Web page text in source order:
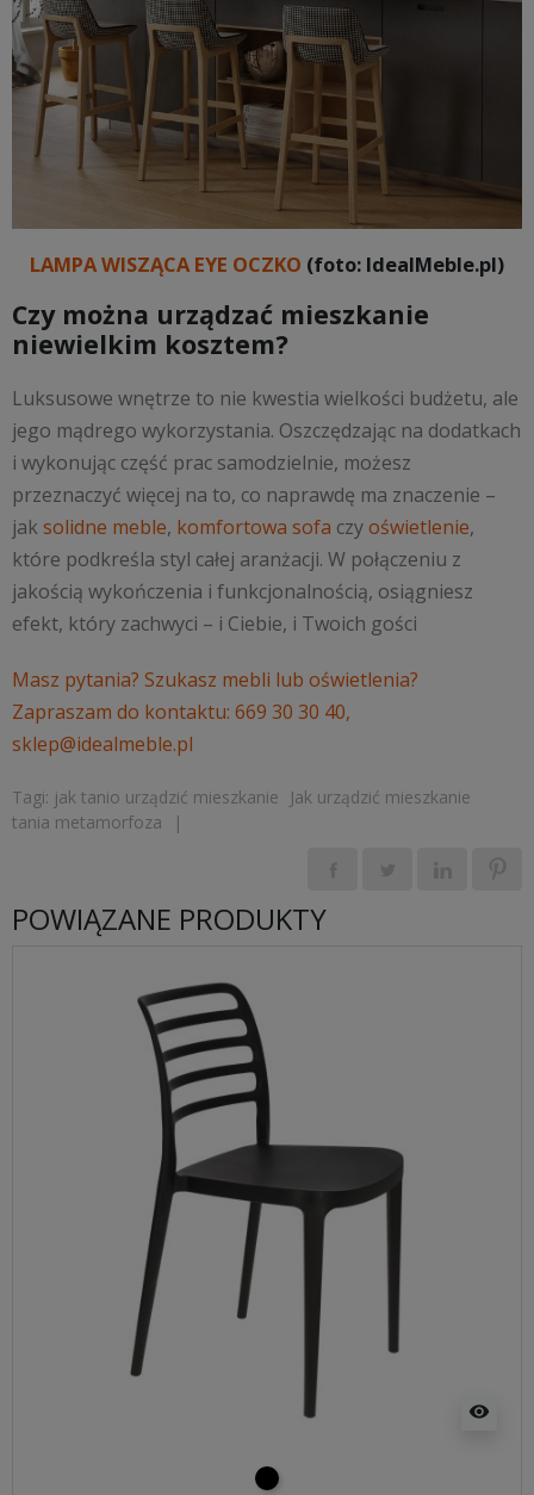
LAMPA WISZĄCA EYE OCZKO (foto: IdealMeble.pl)
Czy można urządzać mieszkanie
niewielkim kosztem?
Luksusowe wnętrze to nie kwestia wielkości budżetu, ale
jego mądrego wykorzystania. Oszczędzając na dodatkach
i wykonując część prac samodzielnie, możesz
przeznaczyć więcej na to, co naprawdę ma znaczenie –
jaksolidne meble, komfortowa sofa czyoświetlenie,
które podkreśla styl całej aranżacji. W połączeniu z
jakością wykończenia i funkcjonalnością, osiągniesz
efekt, który zachwyci – i Ciebie, i Twoich gości
Masz pytania? Szukasz mebli lub oświetlenia?
Zapraszam do kontaktu: 669 30 30 40,
sklep@idealmeble.pl
Tagi: jak tanio urządzić mieszkanie
Jak urządzić mieszkanie
tania metamorfoza
|
POWIĄZANE PRODUKTY
visibility
czarny